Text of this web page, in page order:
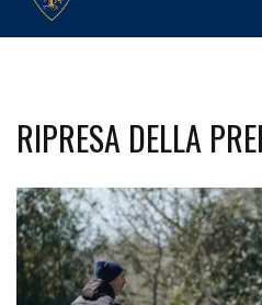
RIPRESA DELLA